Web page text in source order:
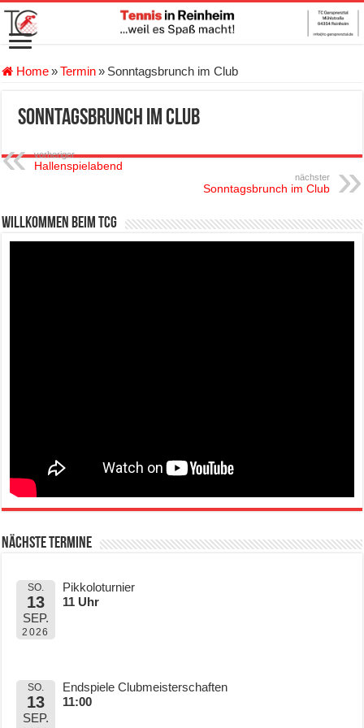
Home»Termin» Sonntagsbrunch im Club
Sonntagsbrunch im Club
vorheriger
Hallenspielabend
nächster
Sonntagsbrunch im Club
Willkommen beim TCG
Nächste Termine
SO.
13
SEP.
2026
Pikkoloturnier
11 Uhr
SO.
13
SEP.
Endspiele Clubmeisterschaften
11:00